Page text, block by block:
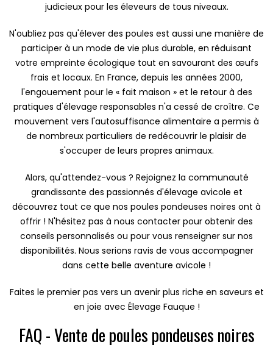
judicieux pour les éleveurs de tous niveaux.
N'oubliez pas qu'élever des poules est aussi une manière de
participer à un mode de vie plus durable, en réduisant
votre empreinte écologique tout en savourant des œufs
frais et locaux. En France, depuis les années 2000,
l'engouement pour le « fait maison » et le retour à des
pratiques d'élevage responsables n'a cessé de croître. Ce
mouvement vers l'autosuffisance alimentaire a permis à
de nombreux particuliers de redécouvrir le plaisir de
s'occuper de leurs propres animaux.
Alors, qu'attendez-vous ? Rejoignez la communauté
grandissante des passionnés d'élevage avicole et
découvrez tout ce que nos poules pondeuses noires ont à
offrir ! N'hésitez pas à nous contacter pour obtenir des
conseils personnalisés ou pour vous renseigner sur nos
disponibilités. Nous serions ravis de vous accompagner
dans cette belle aventure avicole !
Faites le premier pas vers un avenir plus riche en saveurs et
en joie avec Élevage Fauque !
FAQ - Vente de poules pondeuses noires